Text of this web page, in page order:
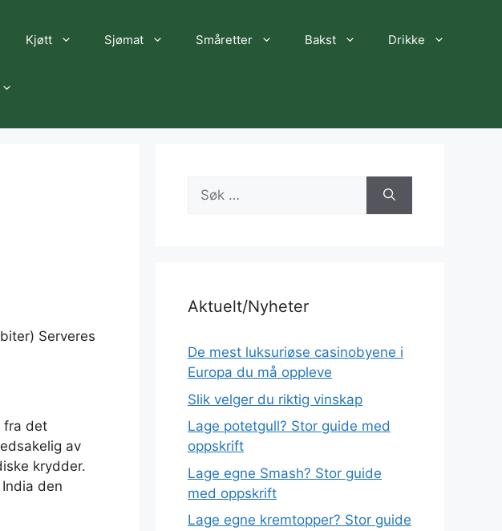
Kjøtt Sjømat Småretter Bakst Drikke
Serveres
fra det
av
krydder.
den
Søk
etter:
Aktuelt/Nyheter
De mest luksuriøse casinobyene i
Europa du må oppleve
Slik velger du riktig vinskap
Lage potetgull? Stor guide med
oppskrift
Lage egne Smash? Stor guide
med oppskrift
Lage egne kremtopper? Stor guide